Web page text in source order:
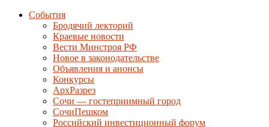
События
Бродячий лекторий
Краевые новости
Вести Минстроя РФ
Новое в законодательстве
Объявления и анонсы
Конкурсы
АрхРазрез
Сочи — гостеприимный город
СочиПешком
Российский инвестиционный форум